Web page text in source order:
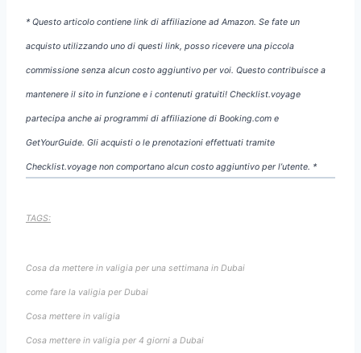
* Questo articolo contiene link di affiliazione ad Amazon. Se fate un
acquisto utilizzando uno di questi link, posso ricevere una piccola
commissione senza alcun costo aggiuntivo per voi. Questo contribuisce a
mantenere il sito in funzione e i contenuti gratuiti! Checklist.voyage
partecipa anche ai programmi di affiliazione di Booking.com e
GetYourGuide. Gli acquisti o le prenotazioni effettuati tramite
Checklist.voyage non comportano alcun costo aggiuntivo per l’utente. *
TAGS:
Cosa da mettere in valigia per una settimana in Dubai
come fare la valigia per Dubai
Cosa mettere in valigia
Cosa mettere in valigia per 4 giorni a Dubai